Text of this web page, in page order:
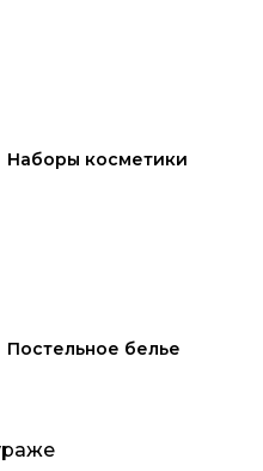
Наборы косметики
Постельное белье